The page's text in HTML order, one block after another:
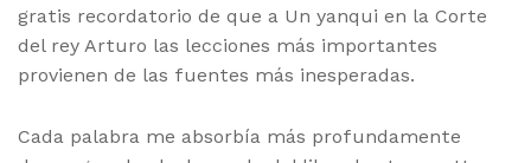
gratis recordatorio de que a Un yanqui en la Corte
del rey Arturo las lecciones más importantes
provienen de las fuentes más inesperadas.
Cada palabra me absorbía más profundamente